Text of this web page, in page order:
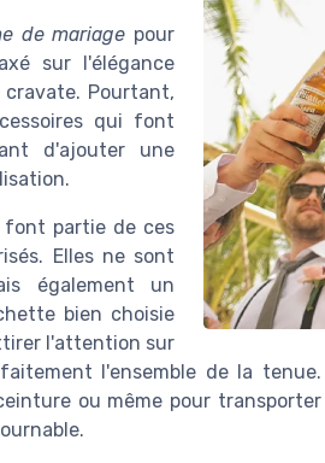
de mariage pour
sur l'élégance
Pourtant,
qui font
d'ajouter une
font partie de ces
Elles ne sont
également un
bien choisie
l'attention sur
l'ensemble de la
ou même pour